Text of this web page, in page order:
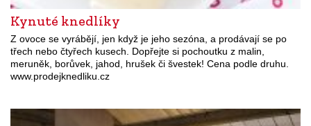
Kynuté knedlíky
Z ovoce se vyrábějí, jen když je jeho sezóna, a prodávají se po
třech nebo čtyřech kusech. Dopřejte si pochoutku z malin,
meruněk, borůvek, jahod, hrušek či švestek! Cena podle druhu.
www.prodejknedliku.cz